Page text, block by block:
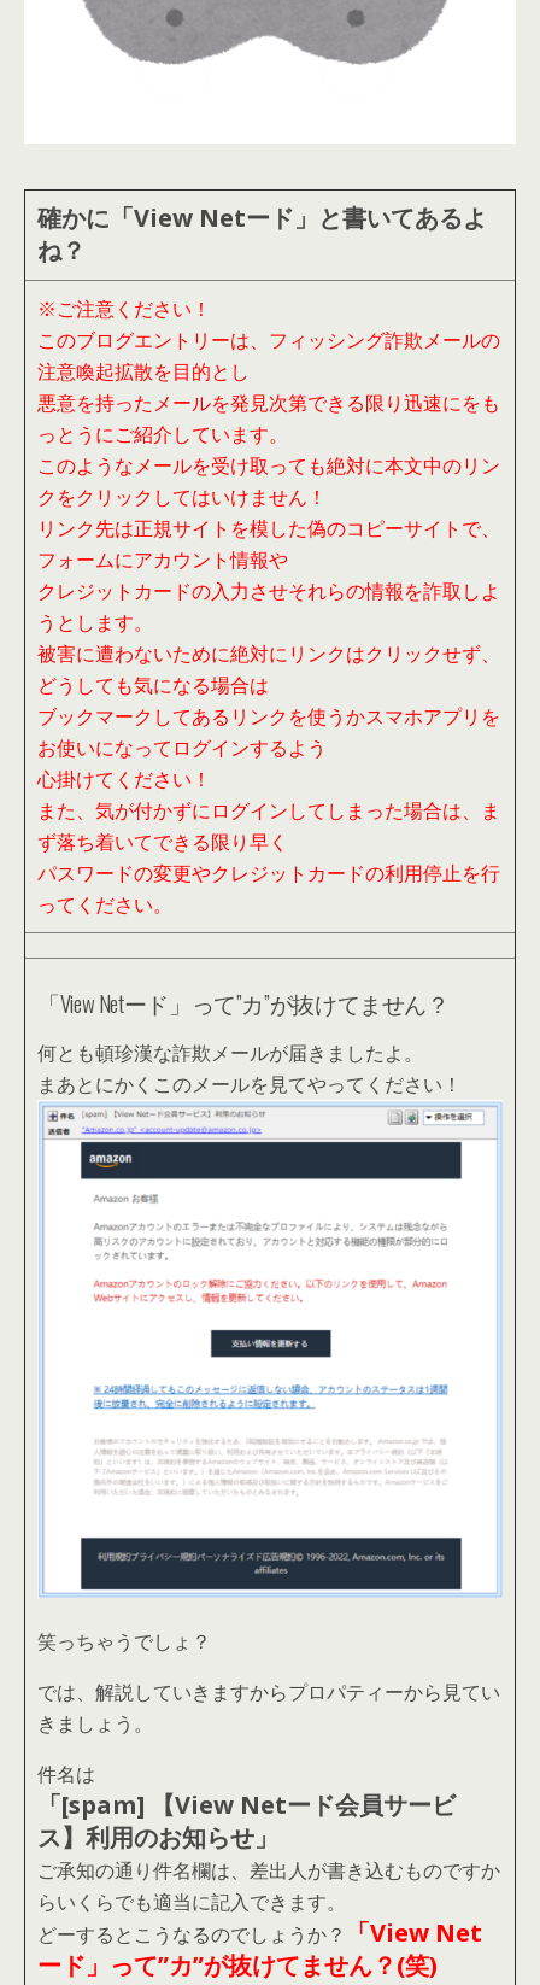
確かに「View Netード」と書いてあるよ
ね？
※ご注意ください！
このブログエントリーは、フィッシング詐欺メールの
注意喚起拡散を目的とし
悪意を持ったメールを発見次第できる限り迅速にをも
っとうにご紹介しています。
このようなメールを受け取っても絶対に本文中のリン
クをクリックしてはいけません！
リンク先は正規サイトを模した偽のコピーサイトで、
フォームにアカウント情報や
クレジットカードの入力させそれらの情報を詐取しよ
うとします。
被害に遭わないために絶対にリンクはクリックせず、
どうしても気になる場合は
ブックマークしてあるリンクを使うかスマホアプリを
お使いになってログインするよう
心掛けてください！
また、気が付かずにログインしてしまった場合は、ま
ず落ち着いてできる限り早く
パスワードの変更やクレジットカードの利用停止を行
ってください。
「View Netード」って”カ”が抜けてません？
何とも頓珍漢な詐欺メールが届きましたよ。
まあとにかくこのメールを見てやってください！
笑っちゃうでしょ？
では、解説していきますからプロパティーから見てい
きましょう。
件名は
「[spam] 【View Netード会員サービ
ス】利用のお知らせ」
ご承知の通り件名欄は、差出人が書き込むものですか
らいくらでも適当に記入できます。
どーするとこうなるのでしょうか？
「View Net
ード」って”カ”が抜けてません？(笑)